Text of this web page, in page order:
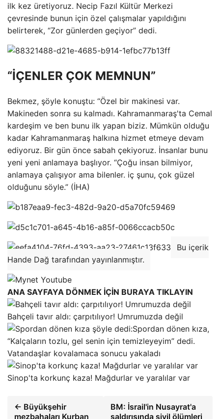
ilk kez üretiyoruz. Necip Fazıl Kültür Merkezi
çevresinde bunun için özel çalışmalar yapıldığını
belirterek, “Zor günlerden geçiyor” dedi.
“İÇENLER ÇOK MEMNUN”
Bekmez, şöyle konuştu: “Özel bir makinesi var.
Makineden sonra su kalmadı. Kahramanmaraş'ta Cemal
kardeşim ve ben bunu ilk yapan biziz. Mümkün olduğu
kadar Kahramanmaraş halkına hizmet etmeye devam
ediyoruz. Bir gün önce sabah çekiyoruz. İnsanlar bunu
yeni yeni anlamaya başlıyor. “Çoğu insan bilmiyor,
anlamaya çalışıyor ama bilenler. iç şunu, çok güzel
olduğunu söyle.” (İHA)
Bu içerik
Hande Dağ tarafından yayınlanmıştır.
ANA SAYFAYA DÖNMEK İÇİN BURAYA TIKLAYIN
Bahçeli tavır aldı: çarpıtılıyor! Umrumuzda değil
Spordan dönen kıza,
“Kalçaların tozlu, gel senin için temizleyeyim” dedi.
Vatandaşlar kovalamaca sonucu yakaladı
Sinop'ta korkunç kaza! Mağdurlar ve yaralılar var
← Büyükşehir
mezbahaları Kurban
BM: İsrail'in Nusayrat'a
saldırısında sivil ölümleri